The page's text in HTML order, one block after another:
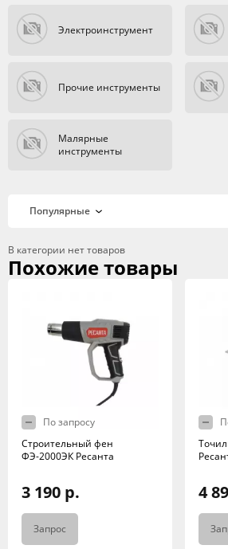
Электроинструмент
Прочие инструменты
Малярные
инструменты
В категории нет товаров
Похожие товары
По запросу
Строительный фен
ФЭ-2000ЭК Ресанта
3 190 р.
Запрос
4